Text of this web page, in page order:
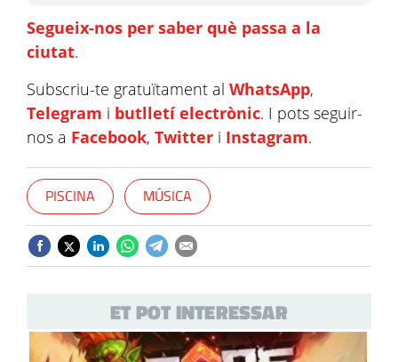
Segueix-nos per saber què passa a la
ciutat.
Subscriu-te gratuïtament al WhatsApp,
Telegram i butlletí electrònic. I pots seguir-
nos a Facebook, Twitter i Instagram.
PISCINA MÚSICA
ET POT INTERESSAR